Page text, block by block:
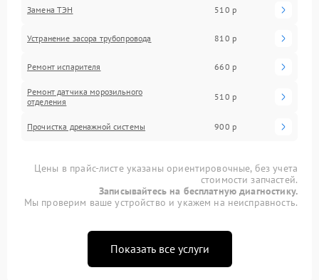
Замена ТЭН 510 р
Устранение засора трубопровода 810 р
Ремонт испарителя 660 р
Ремонт датчика морозильного
отделения
510 р
Прочистка дренажной системы 900 р
Цены в прайс-листе указаны ориентировочные, без учета
стоимости запчастей.
Записывайтесь на бесплатную диагностику.
Мы проверим ваше устройство и укажем на неисправность.
Показать все услуги